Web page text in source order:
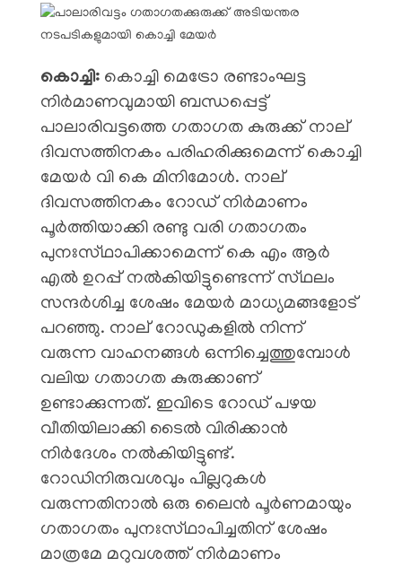
കൊച്ചി: കൊച്ചി മെട്രോ രണ്ടാംഘട്ട
നിർമാണവുമായി ബന്ധപ്പെട്ട്
പാലാരിവട്ടത്തെ ഗതാഗത കുരുക്ക് നാല്
ദിവസത്തിനകം പരിഹരിക്കുമെന്ന് കൊച്ചി
മേയർ വി കെ മിനിമോൾ. നാല്
ദിവസത്തിനകം റോഡ് നിർമാണം
പൂർത്തിയാക്കി രണ്ടു വരി ഗതാഗതം
പുനഃസ്‌ഥാപിക്കാമെന്ന് കെ എം ആർ
എൽ ഉറപ്പ് നൽകിയിട്ടുണ്ടെന്ന് സ്‌ഥലം
സന്ദർശിച്ച ശേഷം മേയർ മാധ്യമങ്ങളോട്
പറഞ്ഞു. നാല് റോഡുകളിൽ നിന്ന്
വരുന്ന വാഹനങ്ങൾ ഒന്നിച്ചെത്തുമ്പോൾ
വലിയ ഗതാഗത കുരുക്കാണ്
ഉണ്ടാക്കുന്നത്. ഇവിടെ റോഡ് പഴയ
വീതിയിലാക്കി ടൈൽ വിരിക്കാൻ
നിർദേശം നൽകിയിട്ടുണ്ട്.
റോഡിനിരുവശവും പില്ലറുകൾ
വരുന്നതിനാൽ ഒരു ലൈൻ പൂർണമായും
ഗതാഗതം പുനഃസ്‌ഥാപിച്ചതിന് ശേഷം
മാത്രമേ മറുവശത്ത് നിർമാണം